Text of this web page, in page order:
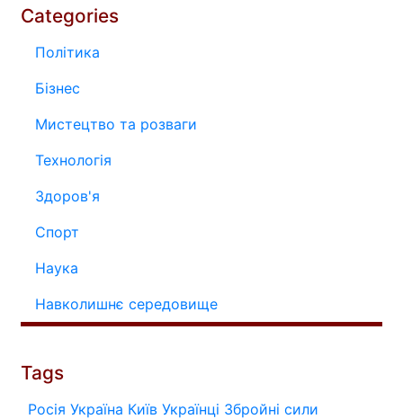
Categories
Політика
Бізнес
Мистецтво та розваги
Технологія
Здоров'я
Спорт
Наука
Навколишнє середовище
Tags
Росія Україна Київ Українці Збройні сили